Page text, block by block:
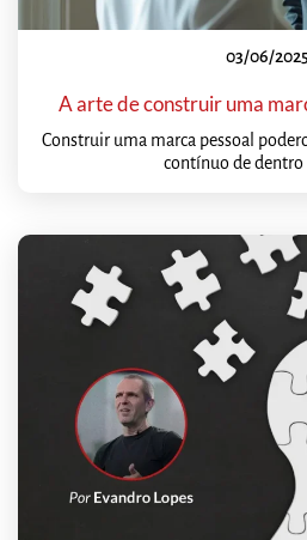
03/06/
A arte de construir uma
Construir uma marca pessoal
contínuo de dentro